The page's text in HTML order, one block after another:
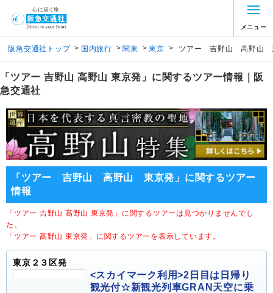
メニュー
阪急交通社トップ > 国内旅行 > 関東 > 東京 > ツアー 吉野山 高野山
「ツアー 吉野山 高野山 東京発」に関するツアー情報｜阪
急交通社
「ツアー 吉野山 高野山 東京発」に関するツアー
情報
「ツアー 吉野山 高野山 東京発」に関するツアーは見つかりませんでし
た。
「ツアー 高野山 東京発」に関するツアーを表示しています。
東京２３区発
<スカイマーク利用>2日目は日帰り
観光付☆新観光列車GRAN天空に乗